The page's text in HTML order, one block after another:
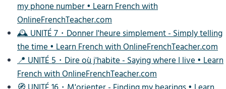
my phone number • Learn French with
OnlineFrenchTeacher.com
🕰 UNITÉ 7・Donner l'heure simplement - Simply telling
the time • Learn French with OnlineFrenchTeacher.com
📍 UNITÉ 5・Dire où j'habite - Saying where I live • Learn
French with OnlineFrenchTeacher.com